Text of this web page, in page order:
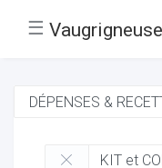
☰ Vaugrigneuse